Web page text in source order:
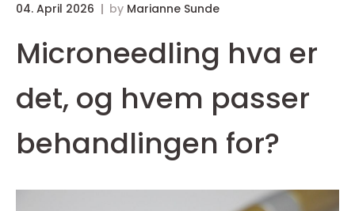
04. April 2026 by Marianne Sunde
Microneedling hva er
det, og hvem passer
behandlingen for?